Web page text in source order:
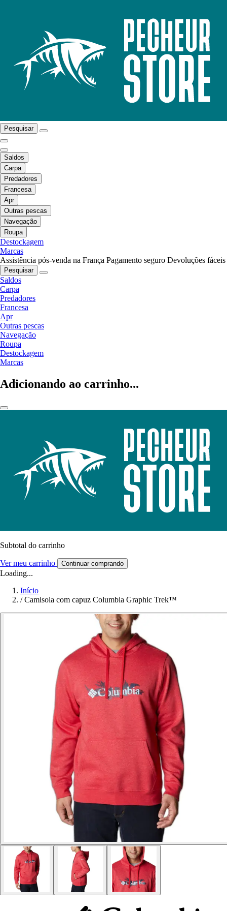
Pesquisar
Saldos
Carpa
Predadores
Francesa
Apr
Outras pescas
Navegação
Roupa
Destockagem
Marcas
Assistência pós-venda na França Pagamento seguro Devoluções fáceis
Pesquisar
Saldos
Carpa
Predadores
Francesa
Apr
Outras pescas
Navegação
Roupa
Destockagem
Marcas
Adicionando ao carrinho...
Subtotal do carrinho
Ver meu carrinho Continuar comprando
Loading...
Início
/ Camisola com capuz Columbia Graphic Trek™